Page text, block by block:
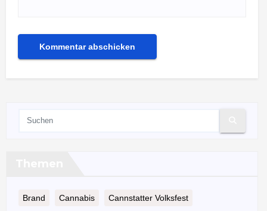
Brand Cannabis Cannstatter Volksfest